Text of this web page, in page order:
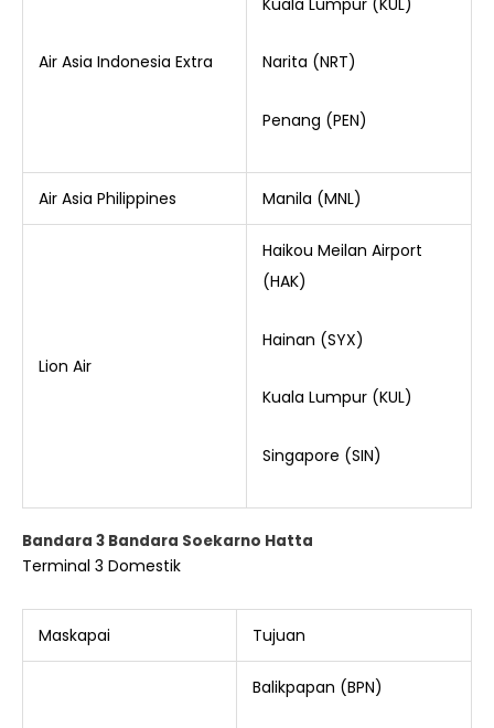
Air Asia Indonesia Extra Narita (NRT)
Penang (PEN)
Air Asia Philippines Manila (MNL)
Lion Air
Haikou Meilan Airport
(HAK)
Hainan (SYX)
Kuala Lumpur (KUL)
Singapore (SIN)
Bandara 3 Bandara Soekarno Hatta
Terminal 3 Domestik
Maskapai Tujuan
Balikpapan (BPN)